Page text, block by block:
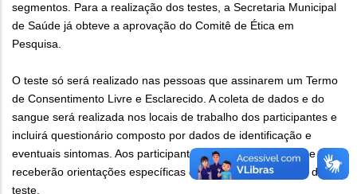
segmentos. Para a realização dos testes, a Secretaria Municipal
de Saúde já obteve a aprovação do Comitê de Ética em
Pesquisa.
O teste só será realizado nas pessoas que assinarem um Termo
de Consentimento Livre e Esclarecido. A coleta de dados e do
sangue será realizada nos locais de trabalho dos participantes e
incluirá questionário composto por dados de identificação e
eventuais sintomas. Aos participantes está garantido sigilo e eles
receberão orientações específicas em função do resultado do
teste.